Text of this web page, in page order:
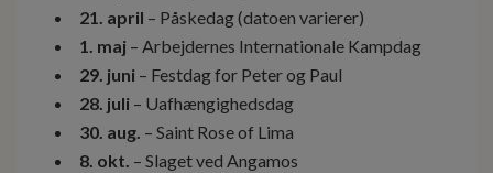
21. april – Påskedag (datoen varierer)
1. maj – Arbejdernes Internationale Kampdag
29. juni – Festdag for Peter og Paul
28. juli – Uafhængighedsdag
30. aug. – Saint Rose of Lima
8. okt. – Slaget ved Angamos